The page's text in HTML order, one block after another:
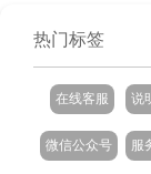
热门标签
在线客服 说
微信公众号 服